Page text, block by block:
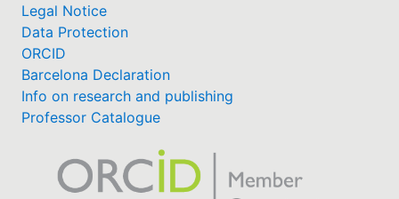
Legal Notice
Data Protection
ORCID
Barcelona Declaration
Info on research and publishing
Professor Catalogue